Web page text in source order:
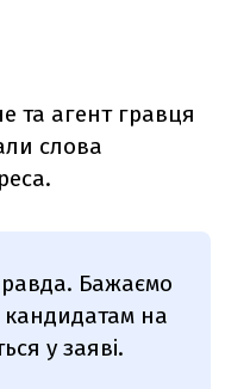
та агент гравця
слова
Бажаємо
на
у заяві.